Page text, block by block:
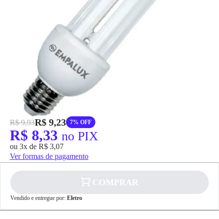
R$ 9,93R$ 9,23 7% OFF
R$ 8,33 no PIX
ou 3x de R$ 3,07
Ver formas de pagamento
pagamento
COMPRAR
Vendido e entregue por: Eletro